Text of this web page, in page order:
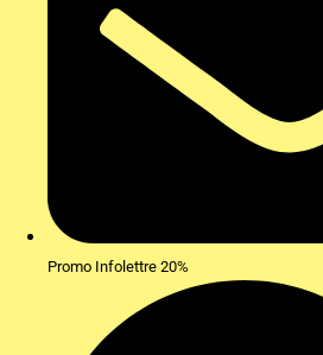
Promo Infolettre 20%